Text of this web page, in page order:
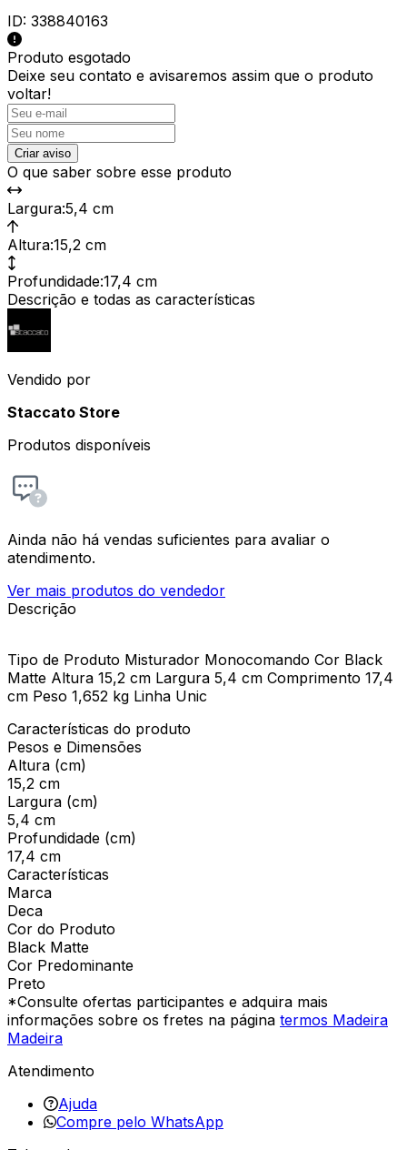
ID: 338840163
Produto esgotado
Deixe seu contato e avisaremos assim que o produto
voltar!
Criar aviso
O que saber sobre esse produto
Largura:5,4 cm
Altura:15,2 cm
Profundidade:17,4 cm
Descrição e todas as características
Vendido por
Staccato Store
Produtos disponíveis
Ainda não há vendas suficientes para avaliar o
atendimento.
Ver mais produtos do vendedor
Descrição
Tipo de Produto Misturador Monocomando Cor Black
Matte Altura 15,2 cm Largura 5,4 cm Comprimento 17,4
cm Peso 1,652 kg Linha Unic
Características do produto
Pesos e Dimensões
Altura (cm)
15,2 cm
Largura (cm)
5,4 cm
Profundidade (cm)
17,4 cm
Características
Marca
Deca
Cor do Produto
Black Matte
Cor Predominante
Preto
*Consulte ofertas participantes e adquira mais
informações sobre os fretes na página termos Madeira
Madeira
Atendimento
Ajuda
Compre pelo WhatsApp